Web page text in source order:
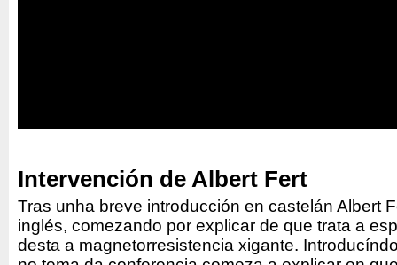
Intervención de Albert Fert
Tras unha breve introducción en castelán Albert
inglés, comezando por explicar de que trata a
desta a magnetorresistencia xigante.